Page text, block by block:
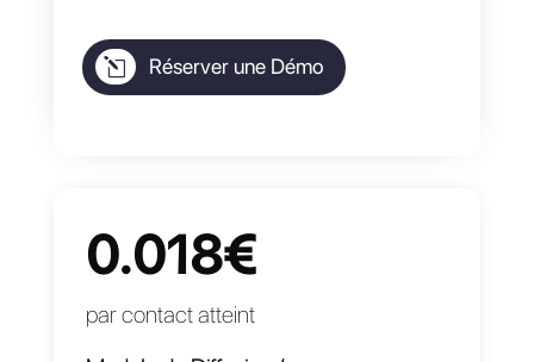
Gestion de Chat Plus +
☑ Authentication SAML / SSO
Réserver une Démo